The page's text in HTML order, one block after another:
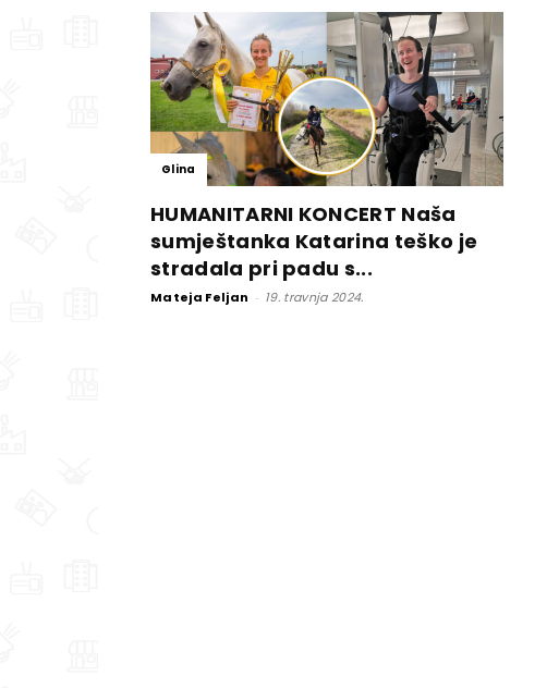
Glina
HUMANITARNI KONCERT Naša
sumještanka Katarina teško je
stradala pri padu s...
Mateja Feljan - 19. travnja 2024.